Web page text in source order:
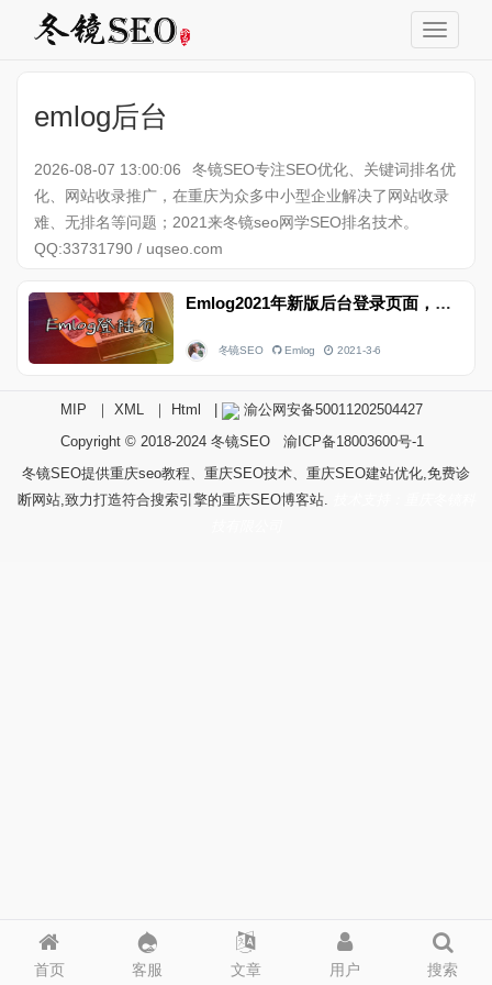
emlog后台
2026-08-07 13:00:06
冬镜SEO专注SEO优化、关键词排名优
化、网站收录推广，在重庆为众多中小型企业解决了网站收录
难、无排名等问题；2021来冬镜seo网学SEO排名技术。
QQ:33731790 / uqseo.com
Emlog2021年新版后台登录页面，可自适应移动端
冬镜SEO Emlog 2021-3-6
首页 客服 文章 用户 搜索
MIP ｜ XML ｜ Html
渝公网安备50011202504427
Copyright © 2018-2024 冬镜SEO
渝ICP备18003600号-1
冬镜SEO提供重庆seo教程、重庆SEO技术、重庆SEO建站优化,免费诊
断网站,致力打造符合搜索引擎的重庆SEO博客站.